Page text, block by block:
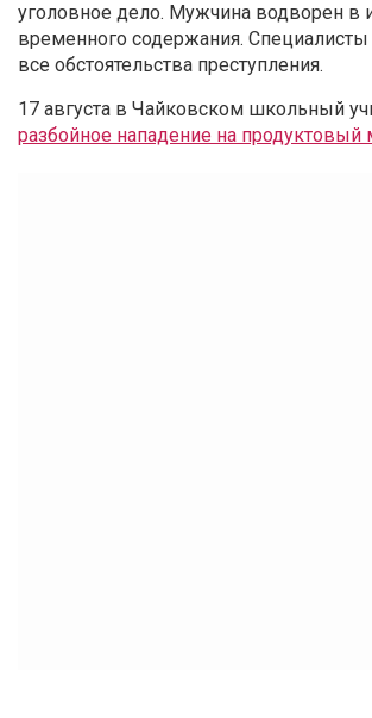
уголовное дело. Мужчина водворен в
временного содержания.
все обстоятельства преступления.
17 августа в Чайковском школьный
разбойное нападение на продуктовый